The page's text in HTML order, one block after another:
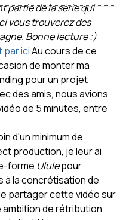
partie de la série qui
vous trouverez des
Bonne lecture ;)
par iciAu cours de ce
de monter ma
pour un projet
des amis, nous avions
de 5 minutes, entre
d'un minimum de
production, je leur ai
forme Ululepour
la concrétisation de
partager cette vidéo sur
de rétribution